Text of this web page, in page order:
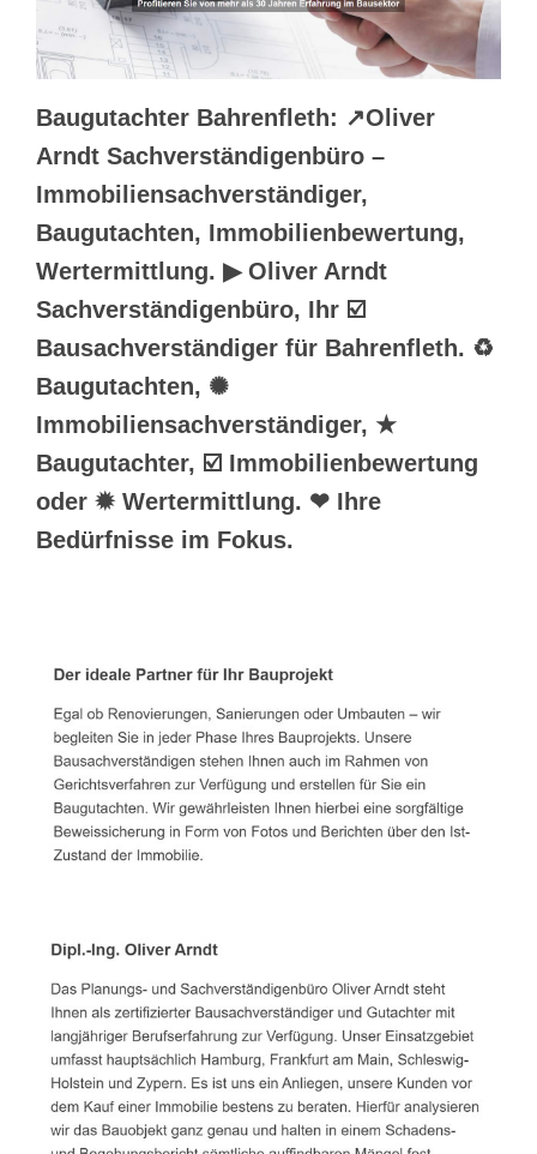
Baugutachter Bahrenfleth: ↗️Oliver
Arndt Sachverständigenbüro –
Immobiliensachverständiger,
Baugutachten, Immobilienbewertung,
Wertermittlung. ▶︎ Oliver Arndt
Sachverständigenbüro, Ihr ☑️
Bausachverständiger für Bahrenfleth. ♻
Baugutachten, ✺
Immobiliensachverständiger, ★
Baugutachter, ☑️ Immobilienbewertung
oder ✹ Wertermittlung. ❤ Ihre
Bedürfnisse im Fokus.